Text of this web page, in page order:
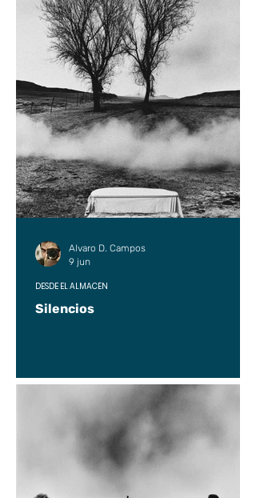
Silencios
DESDE EL ALMACÉN
Alvaro D. Campos
9 jun